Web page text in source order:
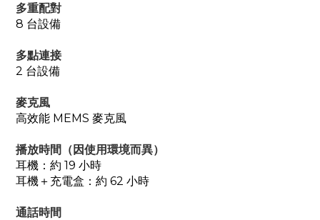
多重配對
8 台設備
多點連接
2 台設備
麥克風
高效能 MEMS 麥克風
播放時間（因使用環境而異）
耳機：約 19 小時
耳機＋充電盒：約 62 小時
通話時間